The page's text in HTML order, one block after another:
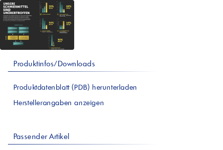
Produktinfos/Downloads
Produktdatenblatt (PDB) herunterladen
Herstellerangaben anzeigen
Passender Artikel